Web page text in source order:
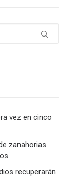
vez en cinco
zanahorias
recuperarán